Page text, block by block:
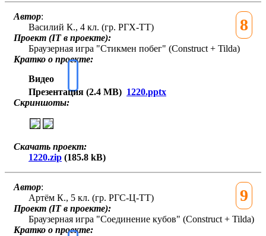
8
Автор:
Василий К., 4 кл. (гр. РГХ-ТТ)
Проект (IT в проекте):
Браузерная игра "Стикмен побег" (Construct + Tilda)
Кратко о проекте:
Видео
Презентация (2.4 MB) 1220.pptx
Скриншоты:
Скачать проект:
1220.zip (185.8 kB)
9
Автор:
Артём К., 5 кл. (гр. РГС-Ц-ТТ)
Проект (IT в проекте):
Браузерная игра "Соединение кубов" (Construct + Tilda)
Кратко о проекте: